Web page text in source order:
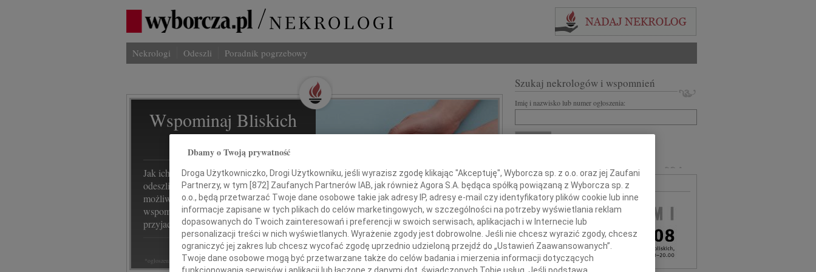
Nekrologi Odeszli Poradnik pogrzebowy
Wspominaj Bliskich
Na Odeszli.pl
Jak ich zapamiętaliśmy? Serwis
odeszli.pl z Grupy Wyborcza, to
możliwość stworzenia unikalnego
wspomnienia. Dziel się nim z rodziną i
przyjaciółmi.
*ogłoszenie
Szukaj nekrologów i wspomnień
Imię i nazwisko lub numer ogłoszenia:
REKLAMA BEZPŁATNA
Dbamy o Twoją prywatność
Droga Użytkowniczko, Drogi Użytkowniku, jeśli wyrazisz zgodę klikając "Akceptuję", Wyborcza sp. z o.o. oraz jej Zaufani
Partnerzy, w tym [ 872 ] Zaufanych Partnerów IAB, jak również Agora S.A. będąca spółką powiązaną z Wyborcza sp. z
o.o., będą przetwarzać Twoje dane osobowe takie jak adresy IP, adresy e-mail czy identyfikatory plików cookie lub inne
informacje zapisane w tych plikach do celów marketingowych, w szczególności na potrzeby wyświetlania reklam
dopasowanych do Twoich zainteresowań i preferencji w swoich serwisach, aplikacjach i w Internecie lub
personalizacji treści w nich wyświetlanych. Wyrażenie zgody jest dobrowolne. Jeśli nie chcesz wyrazić zgody, chcesz
ograniczyć jej zakres lub chcesz wycofać zgodę uprzednio udzieloną przejdź do „Ustawień Zaawansowanych”.
Twoje dane osobowe mogą być przetwarzane także do celów badania i mierzenia informacji dotyczących